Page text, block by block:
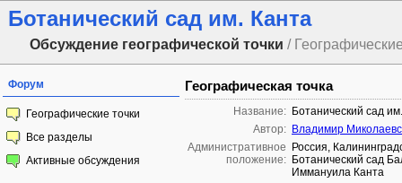
Ботанический сад им. Канта
Обсуждение географической точки /
Форум
Географические точки
Все разделы
Активные обсуждения
Географическая точка
Название: Ботанический сад
Автор: Владимир
Административное
положение:
Россия,
Ботанический сад
Иммануила Канта